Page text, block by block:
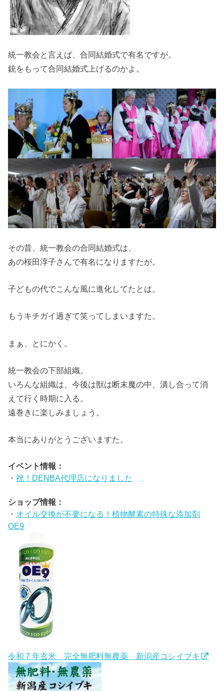
統一教会と言えば、合同結婚式で有名ですが。
銃をもって合同結婚式上げるのかよ。
その昔、統一教会の合同結婚式は、
あの桜田淳子さんで有名になりますたが。
子どもの代でこんな風に進化してたとは。
もうキチガイ過ぎて笑ってしまいますた。
まぁ、とにかく。
統一教会の下部組織。
いろんな組織は、今後は獣は断末魔の中、潰し合って消
えて行く時期に入る。
遠巻きに楽しみましょう。
本当にありがとうございますた。
イベント情報：
・祝！DENBA代理店になりました
ショップ情報：
・ オイル交換が不要になる！植物酵素の特殊な添加剤
OE9
令和７年玄米 完全無肥料無農薬 新潟産コシイブキ